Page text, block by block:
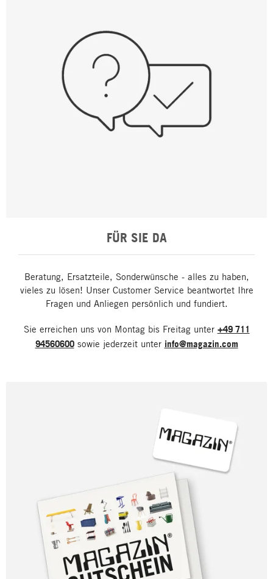
FÜR SIE DA
Beratung, Ersatzteile, Sonderwünsche - alles zu haben,
vieles zu lösen! Unser Customer Service beantwortet Ihre
Fragen und Anliegen persönlich und fundiert.
Sie erreichen uns von Montag bis Freitag unter +49 711
94560600sowie jederzeit unter info@magazin.com